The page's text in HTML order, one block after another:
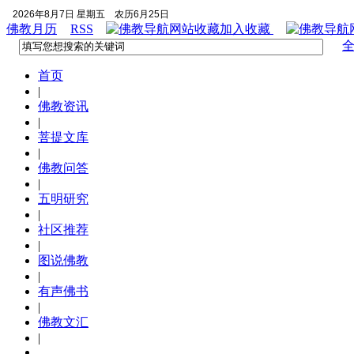
2026年8月7日 星期五 农历6月25日
佛教月历 RSS 加入收藏
首页
|
佛教资讯
|
菩提文库
|
佛教问答
|
五明研究
|
社区推荐
|
图说佛教
|
有声佛书
|
佛教文汇
|